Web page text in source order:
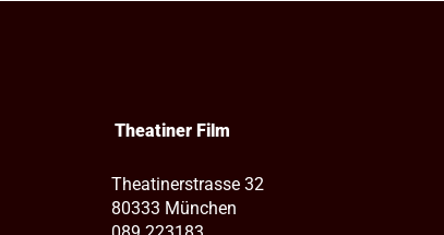
Theatiner Film
Theatinerstrasse 32
80333 München